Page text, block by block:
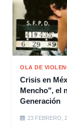
OLA DE
Crisis en
Mencho", el
Generación
23 FEBRERO,